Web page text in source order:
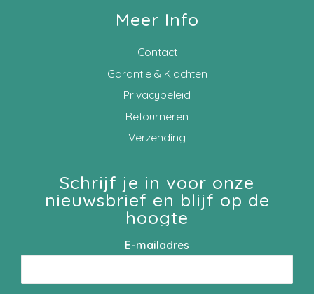
Meer Info
Contact
Garantie & Klachten
Privacybeleid
Retourneren
Verzending
Schrijf je in voor onze
nieuwsbrief en blijf op de
hoogte
E-mailadres